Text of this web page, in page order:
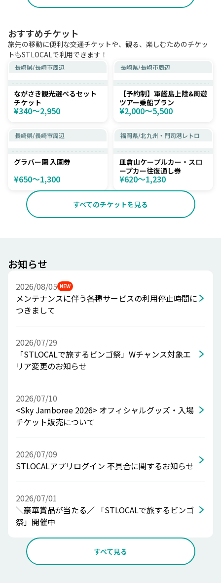
おすすめチケット
旅先の移動に便利な交通チケットや、観る、楽しむためのチケッ
トもSTLOCALで利用できます！
長崎県/長崎市周辺
ながさき観光選べるセット
チケット
¥340〜2,950
長崎県/長崎市周辺
【予約制】軍艦島上陸&周遊
ツアー乗船プラン
¥2,000〜5,500
長崎県/長崎市周辺
グラバー園 入園券
¥650〜1,300
福岡県/北九州・門司港レトロ
皿倉山ケーブルカー・スロ
ープカー往復通し券
¥620〜1,230
すべてのチケットを見る
お知らせ
2026/08/05 NEW
メンテナンスに伴う各種サービスの利用停止時間に
つきまして
2026/07/29
「STLOCALで旅するビンゴ祭」Wチャンス対象エ
リア変更のお知らせ
2026/07/10
<Sky Jamboree 2026> オフィシャルグッズ・入場
チケット販売について
2026/07/09
STLOCALアプリログイン 不具合に関するお知らせ
2026/07/01
＼豪華賞品が当たる／ 「STLOCALで旅するビンゴ
祭」開催中
すべて見る